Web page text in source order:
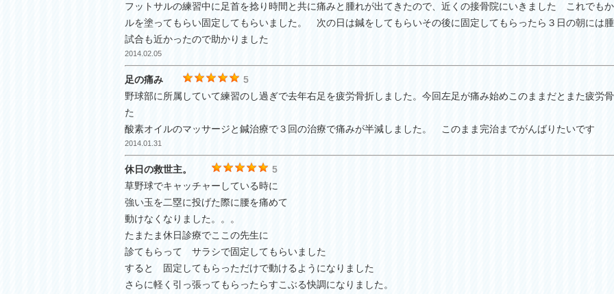
フットサルの練習中に足首を捻り時間と共に痛みと腫れが出てきたので、近くの接骨院にいきました これでも
ルを塗ってもらい固定してもらいました。 次の日は鍼をしてもらいその後に固定してもらったら３日の朝には
試合も近かったので助かりました
2014.02.05
足の痛み
5
野球部に所属していて練習のし過ぎで去年右足を疲労骨折しました。今回左足が痛み始めこのままだとまた疲労
た
酸素オイルのマッサージと鍼治療で３回の治療で痛みが半減しました。 このまま完治までがんばりたいです
2014.01.31
休日の救世主。
5
草野球でキャッチャーしている時に
強い玉を二塁に投げた際に腰を痛めて
動けなくなりました。。。
たまたま休日診療でここの先生に
診てもらって サラシで固定してもらいました
すると 固定してもらっただけで動けるようになりました
さらに軽く引っ張ってもらったらすこぶる快調になりました。